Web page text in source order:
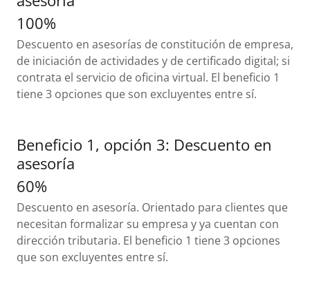
100%
Descuento en asesorías de constitución de empresa,
de iniciación de actividades y de certificado digital; si
contrata el servicio de oficina virtual. El beneficio 1
tiene 3 opciones que son excluyentes entre sí.
Beneficio 1, opción 3: Descuento en
asesoría
60%
Descuento en asesoría. Orientado para clientes que
necesitan formalizar su empresa y ya cuentan con
dirección tributaria. El beneficio 1 tiene 3 opciones
que son excluyentes entre sí.